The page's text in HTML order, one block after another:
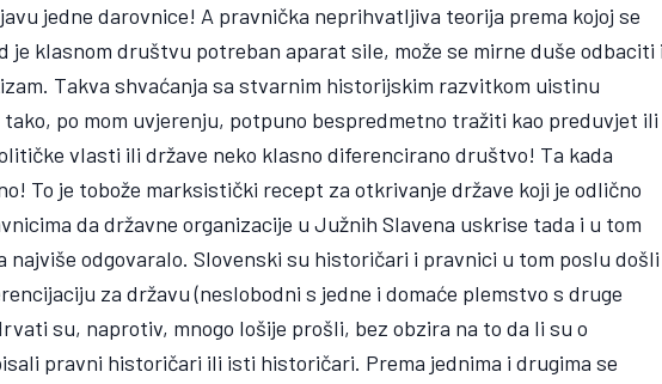
jedne darovnice! A pravnička neprihvatljiva teorija prema kojoj se
je klasnom društvu potreban aparat sile, može se mirne duše odbaciti
Takva shvaćanja sa stvarnim historijskim razvitkom uistinu
tako, po mom uvjerenju, potpuno bespredmetno tražiti kao preduvjet ili
vlasti ili države neko klasno diferencirano društvo! Ta kada
To je tobože marksistički recept za otkrivanje države koji je odlično
da državne organizacije u Južnih Slavena uskrise tada i u tom
najviše odgovaralo. Slovenski su historičari i pravnici u tom poslu došli
za državu (neslobodni s jedne i domaće plemstvo s druge
su, naprotiv, mnogo lošije prošli, bez obzira na to da li su o
pravni historičari ili isti historičari. Prema jednima i drugima se